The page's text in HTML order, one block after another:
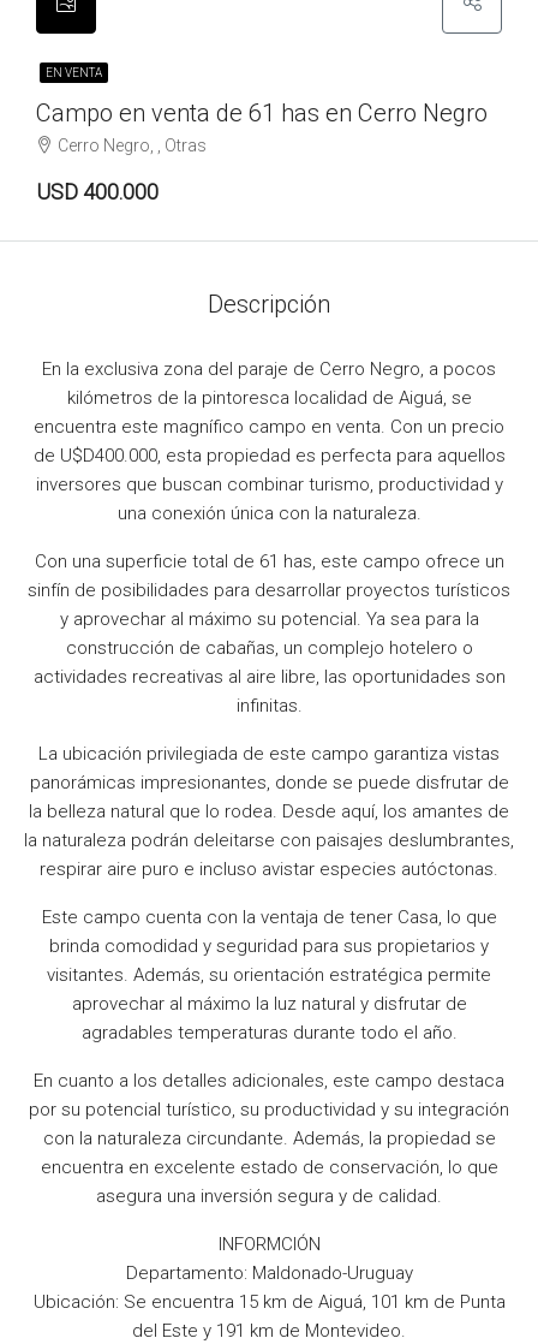
EN VENTA
Campo en venta de 61 has en Cerro Negro
Cerro Negro, , Otras
USD 400.000
Descripción
En la exclusiva zona del paraje de Cerro Negro, a pocos
kilómetros de la pintoresca localidad de Aiguá, se
encuentra este magnífico campo en venta. Con un precio
de U$D400.000, esta propiedad es perfecta para aquellos
inversores que buscan combinar turismo, productividad y
una conexión única con la naturaleza.
Con una superficie total de 61 has, este campo ofrece un
sinfín de posibilidades para desarrollar proyectos turísticos
y aprovechar al máximo su potencial. Ya sea para la
construcción de cabañas, un complejo hotelero o
actividades recreativas al aire libre, las oportunidades son
infinitas.
La ubicación privilegiada de este campo garantiza vistas
panorámicas impresionantes, donde se puede disfrutar de
la belleza natural que lo rodea. Desde aquí, los amantes de
la naturaleza podrán deleitarse con paisajes deslumbrantes,
respirar aire puro e incluso avistar especies autóctonas.
Este campo cuenta con la ventaja de tener Casa, lo que
brinda comodidad y seguridad para sus propietarios y
visitantes. Además, su orientación estratégica permite
aprovechar al máximo la luz natural y disfrutar de
agradables temperaturas durante todo el año.
En cuanto a los detalles adicionales, este campo destaca
por su potencial turístico, su productividad y su integración
con la naturaleza circundante. Además, la propiedad se
encuentra en excelente estado de conservación, lo que
asegura una inversión segura y de calidad.
INFORMCIÓN
Departamento: Maldonado-Uruguay
Ubicación: Se encuentra 15 km de Aiguá, 101 km de Punta
del Este y 191 km de Montevideo.